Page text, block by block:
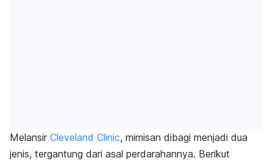
Melansir Cleveland Clinic, mimisan dibagi menjadi dua
jenis, tergantung dari asal perdarahannya. Berikut